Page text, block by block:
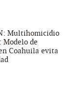
Multihomicidio
de
Coahuila evita